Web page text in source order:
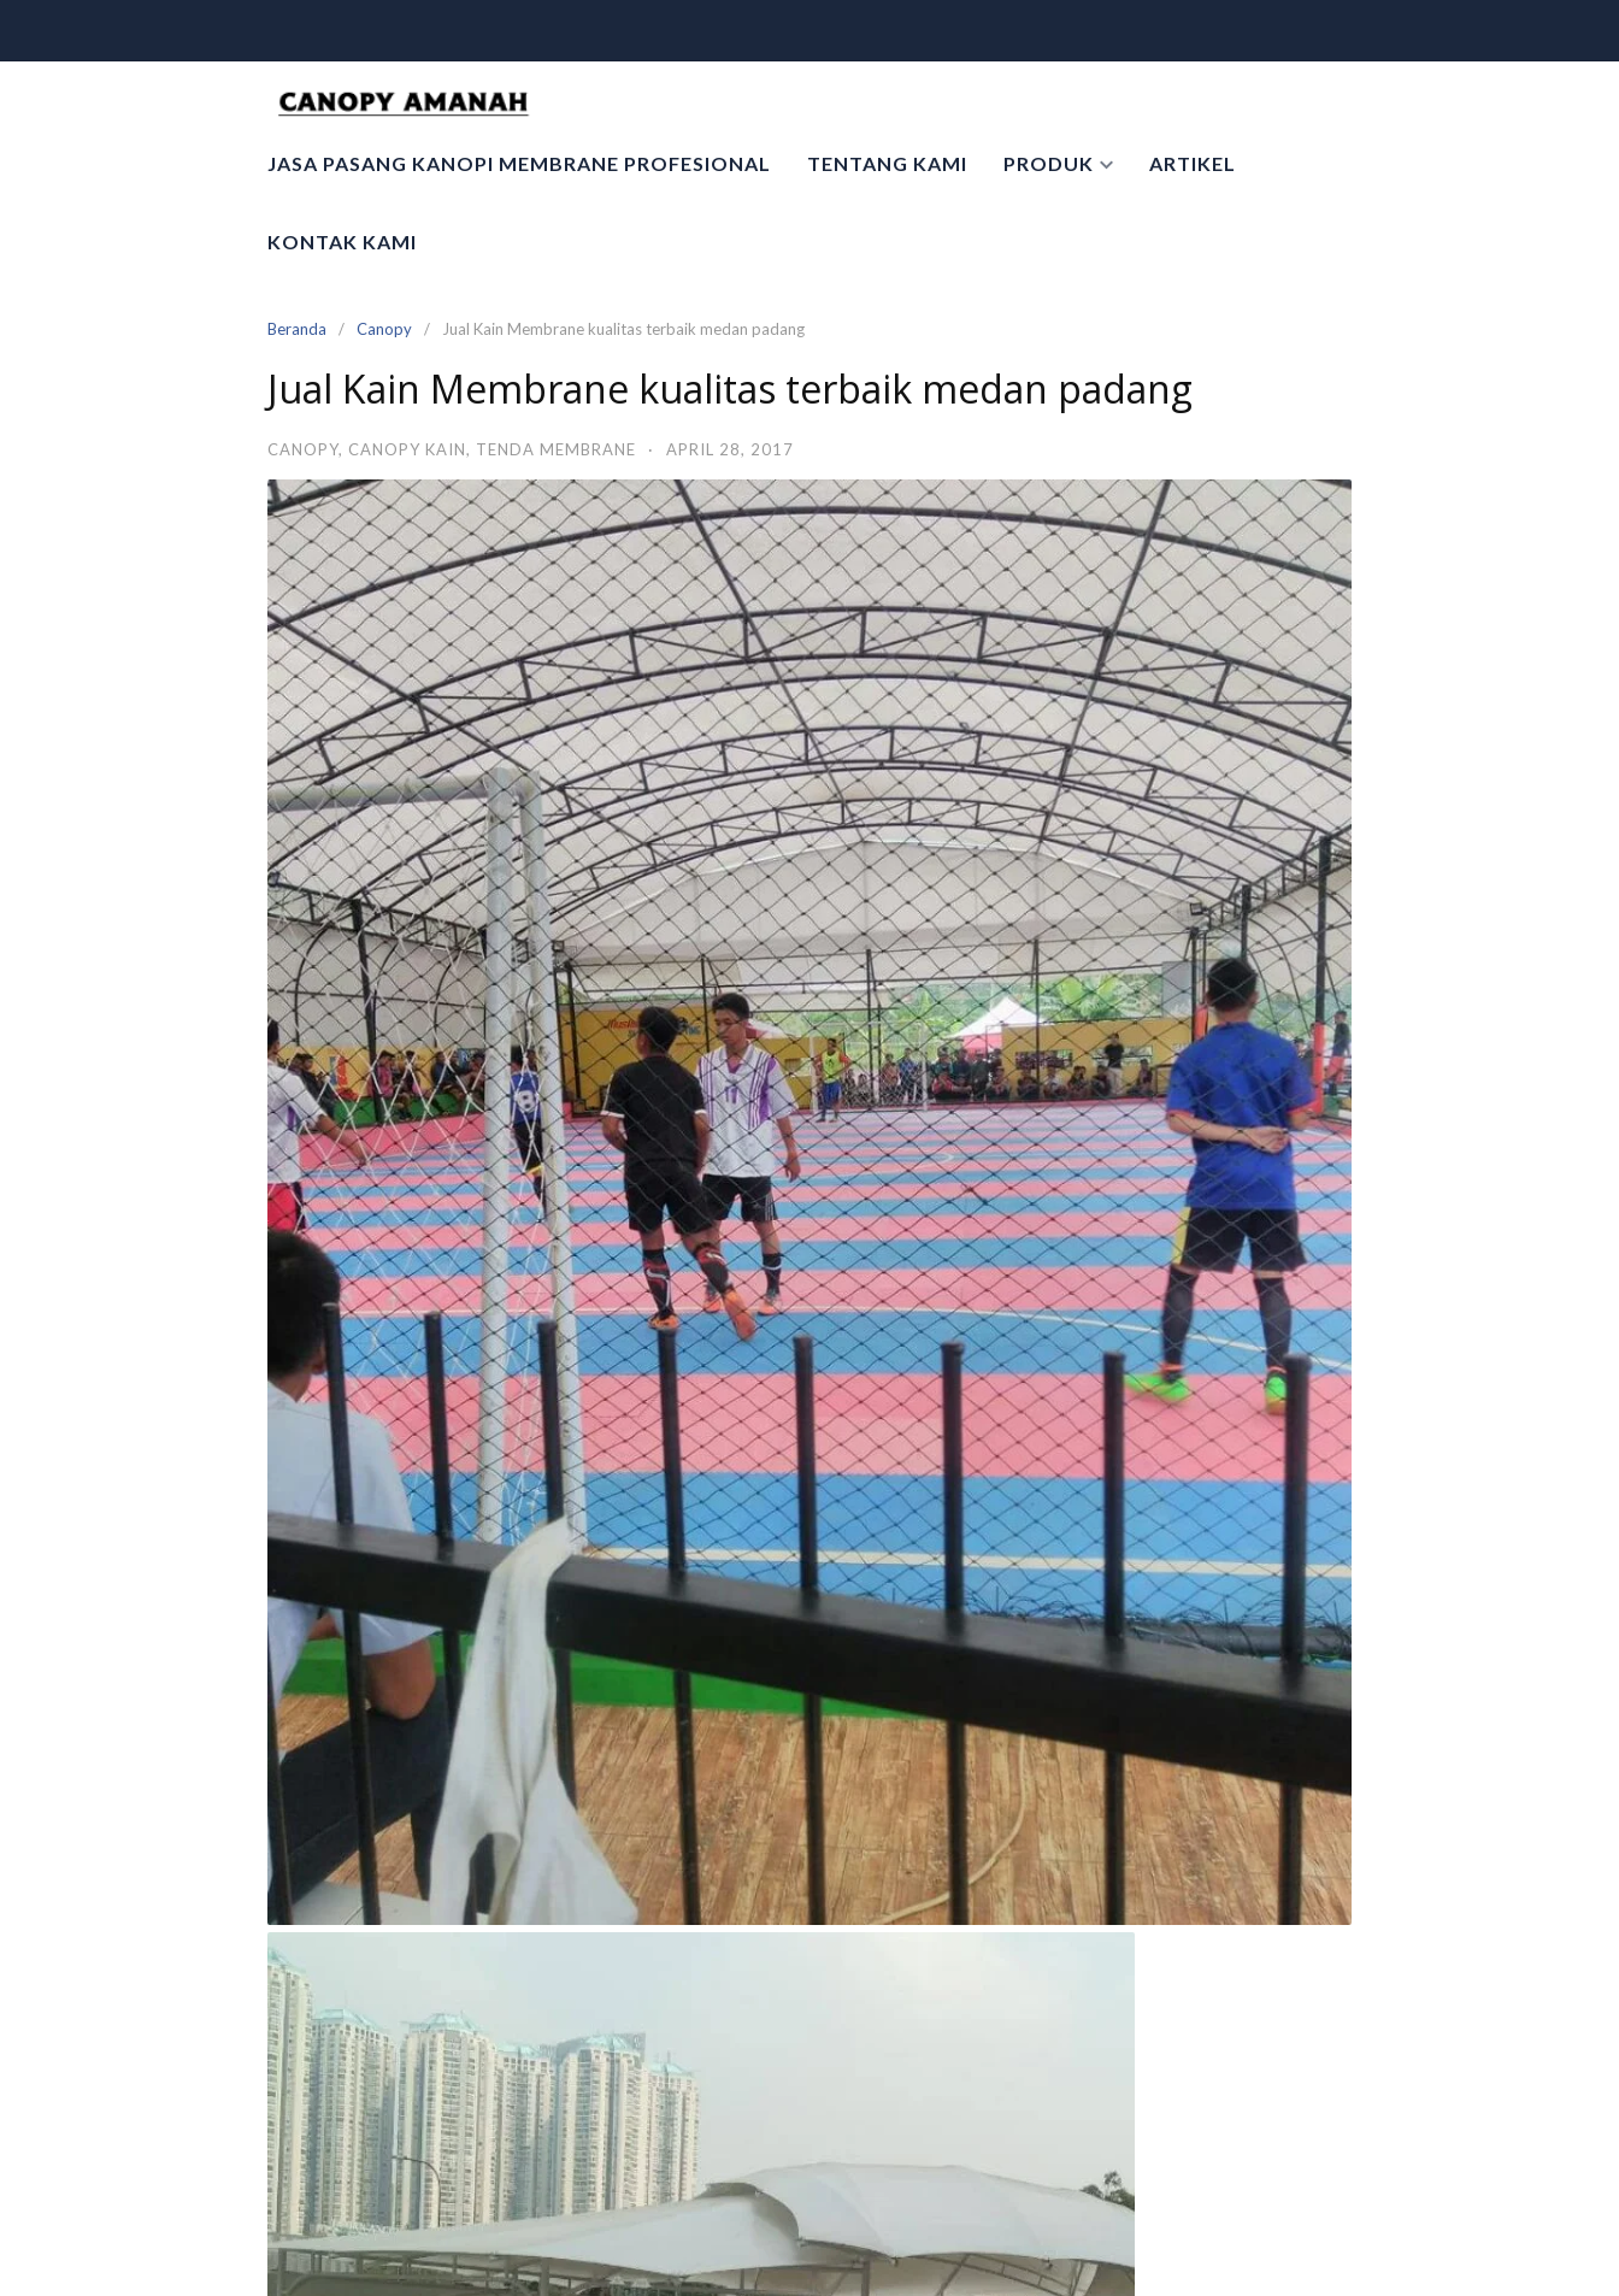
konten
JASA PASANG KANOPI MEMBRANE PROFESIONAL TENTANG KAMI PRODUK ARTIKEL
KONTAK KAMI
Beranda Canopy Jual Kain Membrane kualitas terbaik medan padang
Jual Kain Membrane kualitas terbaik medan padang
CANOPY, CANOPY KAIN, TENDA MEMBRANE · APRIL 28, 2017